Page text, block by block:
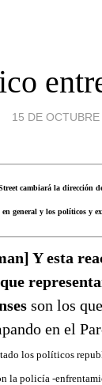
15 DE
cambiará la dirección
general y los políticos y
Y esta
son los
en el
los políticos
la policía -